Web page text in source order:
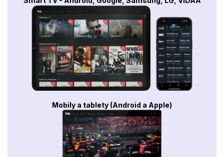
Mobily a tablety (Android a Apple)